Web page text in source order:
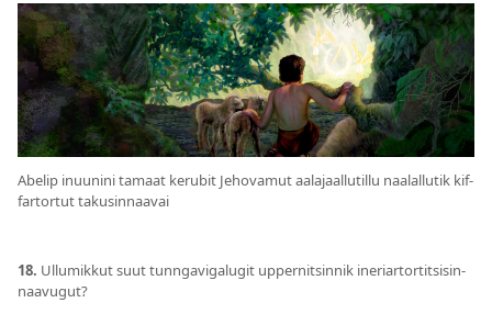
Abelip inuu­nini tamaat kerubit Jehovamut aala­jaal­lutillu naalal­lutik kif­
far­tortut takusin­naavai
18. Ul­lumik­kut suut tun­ngavigalugit up­per­nitsin­nik ineriar­tor­titsisin­
naavugut?